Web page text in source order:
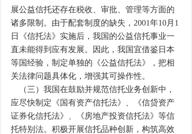
展公益信托还存在税收、审批、管理等方面的
诸多限制。由于配套制度的缺失，2001年10月1
日《信托法》实施后，我国的公益信托事业一
直未能得到应有发展。因此，我国宜借鉴日本
等国经验，制定单独的《公益信托法》，把相
关法律问题具体化，增强其可操作性。
（三）我国在鼓励并规范信托业务创新中，
应尽快制定《国有资产信托法》、《信贷资产
证券化信托法》、《房地产投资信托法》等信
托特别法。积极开展信托品种创新，构筑高效